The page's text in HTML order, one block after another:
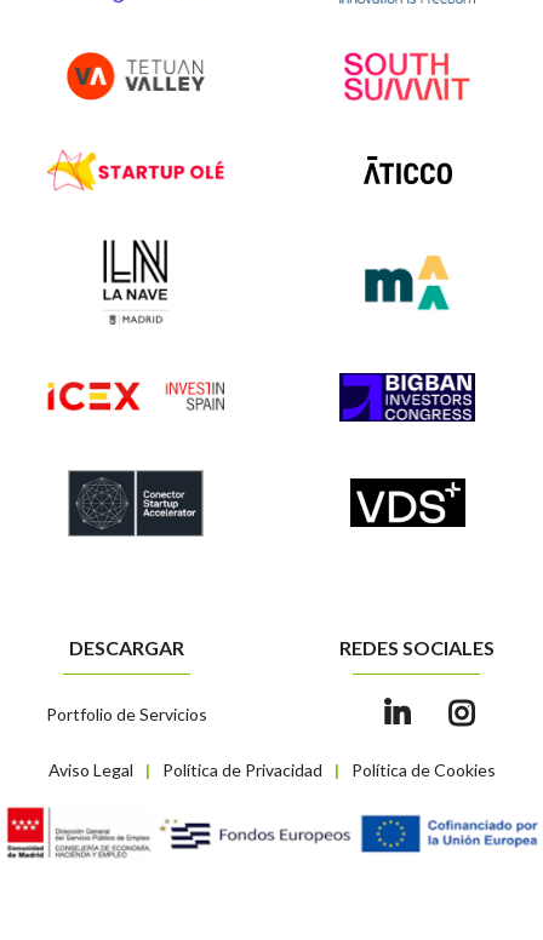
Aviso Legal | Política de Privacidad | Política de Cookies
DESCARGAR
Portfolio de Servicios
REDES SOCIALES